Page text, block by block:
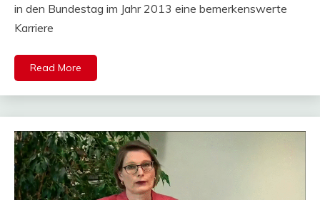
in den Bundestag im Jahr 2013 eine bemerkenswerte
Karriere
Read More